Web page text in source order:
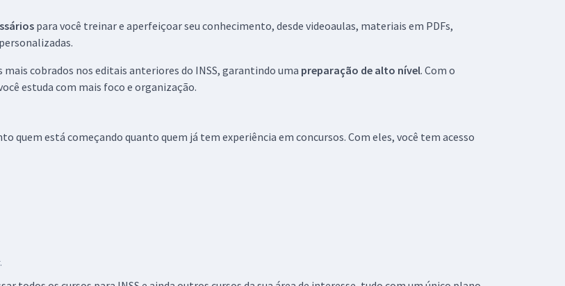
para você treinar e aperfeiçoar seu conhecimento, desde videoaulas, materiais em PDFs,
cobrados nos editais anteriores do INSS, garantindo uma preparação de alto nível. Com o
estuda com mais foco e organização.
quem está começando quanto quem já tem experiência em concursos. Com eles, você tem acesso